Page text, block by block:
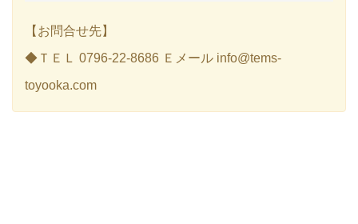
【お問合せ先】
◆ＴＥＬ 0796-22-8686 Ｅメール info@tems-
toyooka.com